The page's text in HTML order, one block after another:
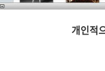
개인적